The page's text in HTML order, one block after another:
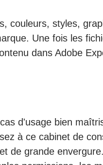
couleurs, styles,
Une fois les
dans Adobe
d'usage bien
à ce cabinet de
de grande